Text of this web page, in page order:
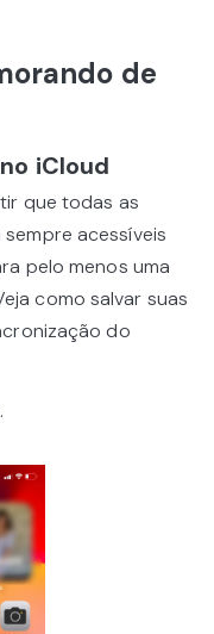
de
iCloud
que todas as
acessíveis
pelo menos uma
como salvar suas
do